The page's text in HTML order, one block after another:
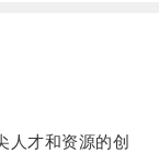
才和资源的创